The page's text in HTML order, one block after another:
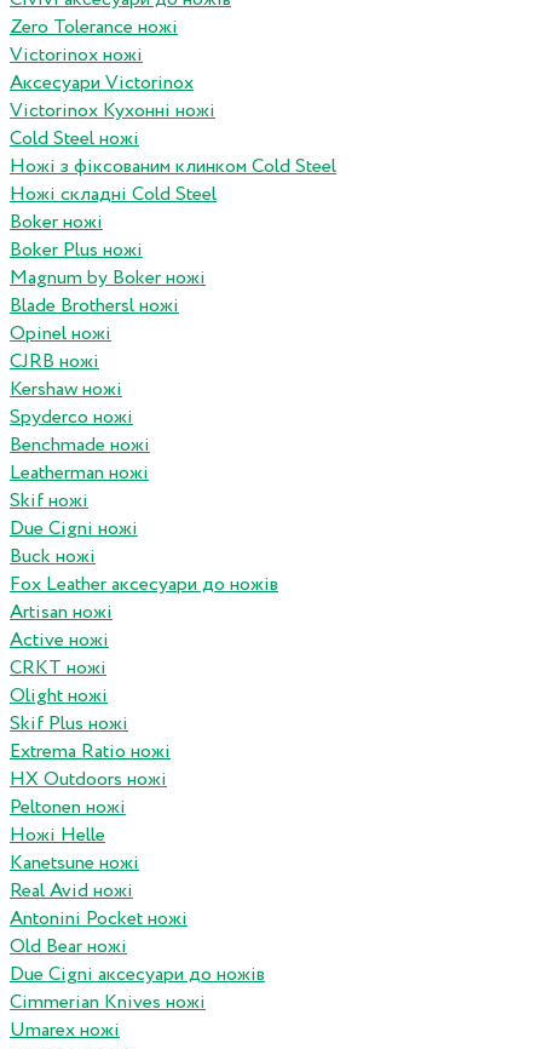
Zero Tolerance ножі
Victorinox ножі
Аксесуари Victorinox
Victorinox Кухонні ножі
Cold Steel ножі
Ножі з фіксованим клинком Cold Steel
Ножі складні Cold Steel
Boker ножі
Boker Plus ножі
Magnum by Boker ножі
Blade Brothersl ножі
Opinel ножі
CJRB ножі
Kershaw ножі
Spyderco ножі
Benchmade ножі
Leatherman ножі
Skif ножі
Due Cigni ножі
Buck ножі
Fox Leather аксесуари до ножів
Artisan ножі
Active ножі
CRKT ножі
Olight ножі
Skif Plus ножі
Extrema Ratio ножі
HX Outdoors ножі
Peltonen ножі
Ножі Helle
Kanetsune ножі
Real Avid ножі
Antonini Pocket ножі
Old Bear ножі
Due Cigni аксесуари до ножів
Cimmerian Knives ножі
Umarex ножі